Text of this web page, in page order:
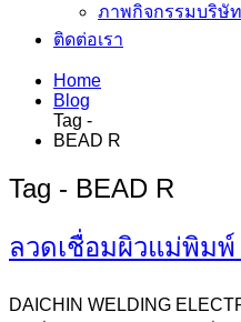
ภาพกิจกรรมบริษัท
ติดต่อเรา
Home
Blog
Tag -
BEAD R
Tag - BEAD R
ลวดเชื่อมผิวแม่พิมพ์
DAICHIN WELDING